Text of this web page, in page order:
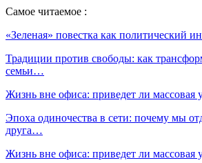
Самое читаемое :
«Зеленая» повестка как политический
Традиции против свободы: как
семьи…
Жизнь вне офиса: приведет ли массовая
Эпоха одиночества в сети: почему мы
друга…
Жизнь вне офиса: приведет ли массовая